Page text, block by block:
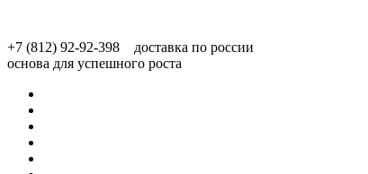
+7 (812) 92-92-398 доставка по россии
основа для успешного роста